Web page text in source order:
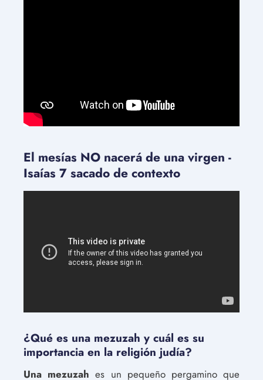
El mesías NO nacerá de una virgen -
Isaías 7 sacado de contexto
¿Qué es una mezuzah y cuál es su
importancia en la religión judía?
Una mezuzah es un pequeño pergamino que